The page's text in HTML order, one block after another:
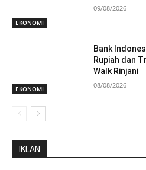
EKONOMI
09/08/2026
EKONOMI
Bank
Rupiah dan
Walk Rinjani
08/08/2026
IKLAN